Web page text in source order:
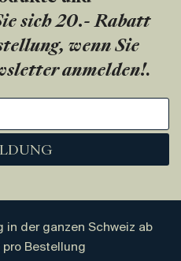
sich 20.- Rabatt
wenn Sie
anmelden!.
in der ganzen Schweiz ab
Bestellung